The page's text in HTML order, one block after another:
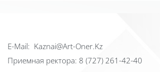
Е-Mail: Kaznai@Art-Oner.Kz
Приемная ректора: 8 (727) 261-42-40